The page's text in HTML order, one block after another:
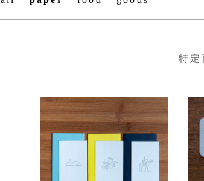
特定